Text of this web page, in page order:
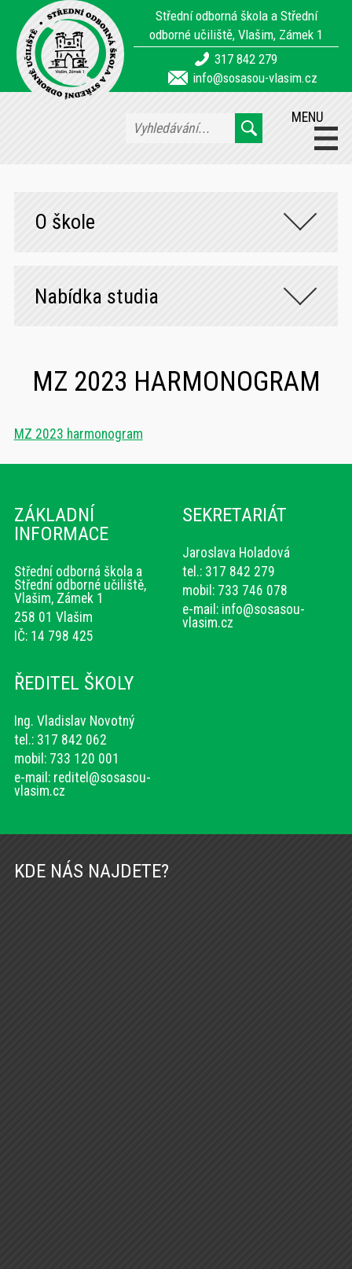
Střední odborná škola a Střední
odborné učiliště, Vlašim, Zámek 1
317 842 279
info@sosasou-vlasim.cz
MENU
O škole
Nabídka studia
MZ 2023 HARMONOGRAM
MZ 2023 harmonogram
ZÁKLADNÍ
INFORMACE
Střední odborná škola a
Střední odborné učiliště,
Vlašim, Zámek 1
258 01 Vlašim
IČ: 14 798 425
SEKRETARIÁT
Jaroslava Holadová
tel.: 317 842 279
mobil: 733 746 078
e-mail: info@sosasou-
vlasim.cz
ŘEDITEL ŠKOLY
Ing. Vladislav Novotný
tel.: 317 842 062
mobil: 733 120 001
e-mail: reditel@sosasou-
vlasim.cz
KDE NÁS NAJDETE?